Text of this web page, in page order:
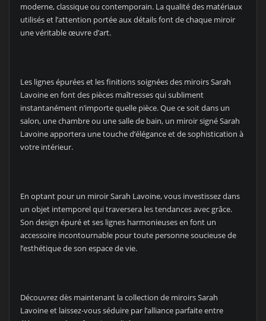
moderne, classique ou contemporain. La qualité des matériaux
utilisés et l’attention portée aux détails font de chaque miroir
une véritable œuvre d’art.
Les lignes épurées et les finitions soignées des miroirs Sarah
Lavoine en font des pièces maîtresses qui subliment
instantanément n’importe quelle pièce. Que ce soit dans un
salon, une chambre ou une salle de bain, un miroir signé Sarah
Lavoine apportera une touche d’élégance et de sophistication à
votre intérieur.
En optant pour un miroir Sarah Lavoine, vous investissez dans
un objet intemporel qui traversera les tendances avec grâce.
Son design épuré et ses lignes harmonieuses en font un
accessoire incontournable pour toute personne soucieuse de
l’esthétique de son espace de vie.
Découvrez dès maintenant la collection de miroirs Sarah
Lavoine et laissez-vous séduire par l’alliance parfaite entre